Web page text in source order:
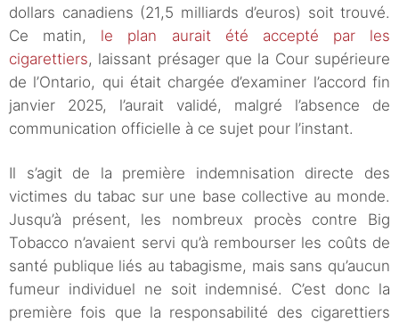
dollars canadiens (21,5 milliards d’euros) soit trouvé.
Ce matin, le plan aurait été accepté par les
cigarettiers, laissant présager que la Cour supérieure
de l’Ontario, qui était chargée d’examiner l’accord fin
janvier 2025, l’aurait validé, malgré l’absence de
communication officielle à ce sujet pour l’instant.
Il s’agit de la première indemnisation directe des
victimes du tabac sur une base collective au monde.
Jusqu’à présent, les nombreux procès contre Big
Tobacco n’avaient servi qu’à rembourser les coûts de
santé publique liés au tabagisme, mais sans qu’aucun
fumeur individuel ne soit indemnisé. C’est donc la
première fois que la responsabilité des cigarettiers